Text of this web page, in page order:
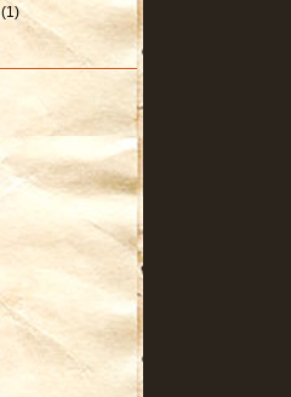
(1)